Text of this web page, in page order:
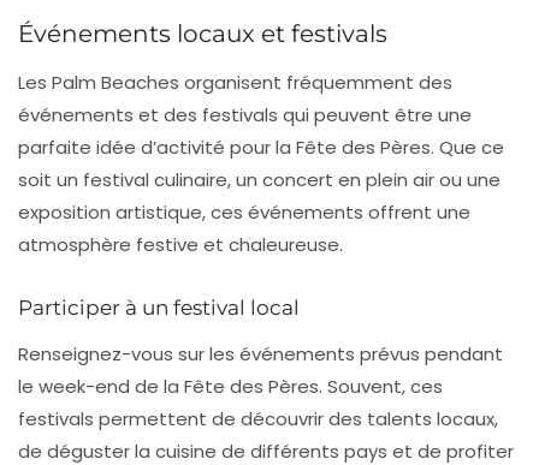
Événements locaux et festivals
Les Palm Beaches organisent fréquemment des
événements et des festivals qui peuvent être une
parfaite idée d’activité pour la Fête des Pères. Que ce
soit un festival culinaire, un concert en plein air ou une
exposition artistique, ces événements offrent une
atmosphère festive et chaleureuse.
Participer à un festival local
Renseignez-vous sur les événements prévus pendant
le week-end de la Fête des Pères. Souvent, ces
festivals permettent de découvrir des talents locaux,
de déguster la cuisine de différents pays et de profiter